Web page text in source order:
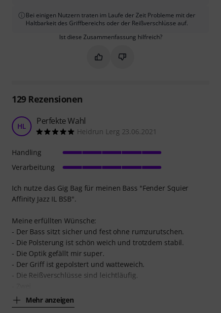
Bei einigen Nutzern traten im Laufe der Zeit Probleme mit der
Haltbarkeit des Griffbereichs oder der Reißverschlüsse auf.
Ist diese Zusammenfassung hilfreich?
Markieren Sie diese
Markieren Sie diese
129Rezensionen
HL Perfekte Wahl
Heidrun Lerg 23.06.2021
Ich nutze das Gig Bag für meinen Bass "Fender Squier
Affinity Jazz IL BSB".
Meine erfüllten Wünsche:
- Der Bass sitzt sicher und fest ohne rumzurutschen.
- Die Polsterung ist schön weich und trotzdem stabil.
- Die Optik gefällt mir super.
- Der Griff ist gepolstert und watteweich.
- Die Reißverschlüsse sind leichtläufig.
Mehr anzeigen
Handling
Verarbeitung